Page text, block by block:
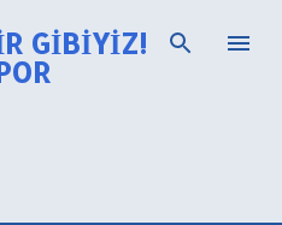
atla
GIBIYIZ!